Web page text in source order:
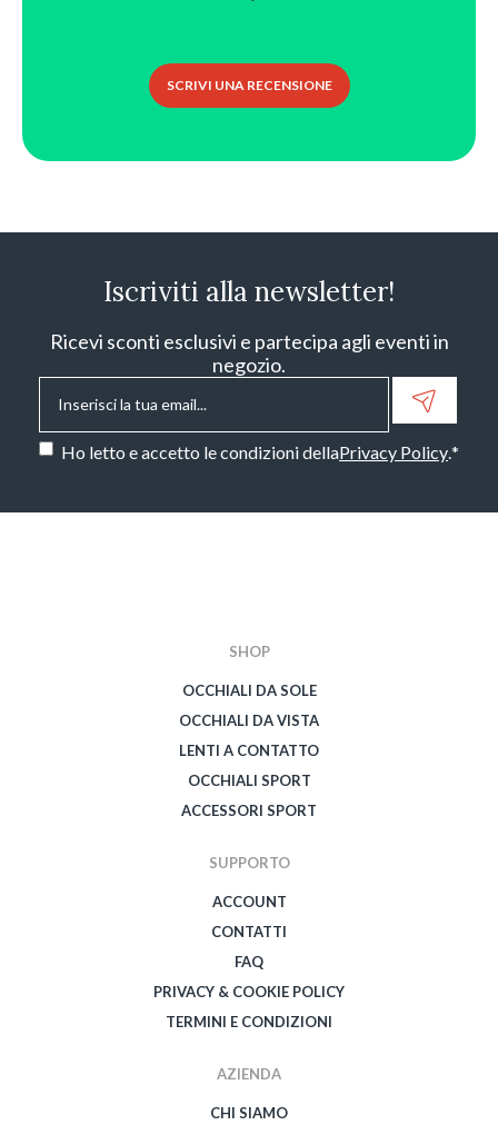
SCRIVI UNA RECENSIONE
Iscriviti alla newsletter!
Ricevi sconti esclusivi e partecipa agli eventi in
negozio.
Email*
Consenso*
Ho letto e accetto le condizioni dellaPrivacy Policy*
SHOP
OCCHIALI DA SOLE
OCCHIALI DA VISTA
LENTI A CONTATTO
OCCHIALI SPORT
ACCESSORI SPORT
SUPPORTO
ACCOUNT
CONTATTI
FAQ
PRIVACY & COOKIE POLICY
TERMINI E CONDIZIONI
AZIENDA
CHI SIAMO